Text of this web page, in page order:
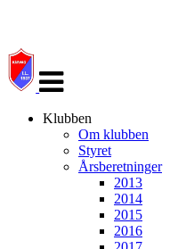
navigasjon
Klubben
Om klubben
Styret
Årsberetninger
2013
2014
2015
2016